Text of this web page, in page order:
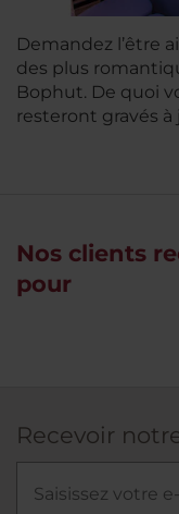
Demandez l’être
des plus
Bophut. De quoi
resteront gravés à
Nos clients
pour
Recevoir